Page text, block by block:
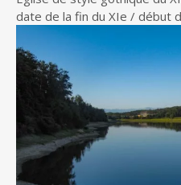
date de la fin du XIe / début